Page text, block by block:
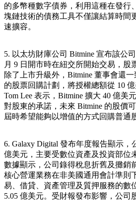
的多幣種數字債券，利用這種在發行
塊鏈技術的債務工具不僅讓結算時間
速擴容。
5. 以太坊財庫公司 Bitmine 宣布該公
月 9 日開市時在紐交所開始交易，股
除了上市升級外，Bitmine 董事會還
的股票回購計劃，將授權總額從 10 億
Tom Lee 表示，Bitmine 擴大 40 億美
對股東的承諾，未來 Bitmine 的股價
屆時希望能夠以增值的方式回購普通
6. Galaxy Digital 發布年度報告顯示，
億美元，主要受數位資產及投資部位
數據顯示，公司錄得稅息折舊及攤銷
核心營運業務在非美國通用會計準則
易、借貸、資產管理及質押服務的數
5.05 億美元。受財報發布影響，公司